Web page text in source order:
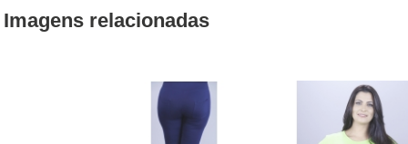
Imagens relacionadas